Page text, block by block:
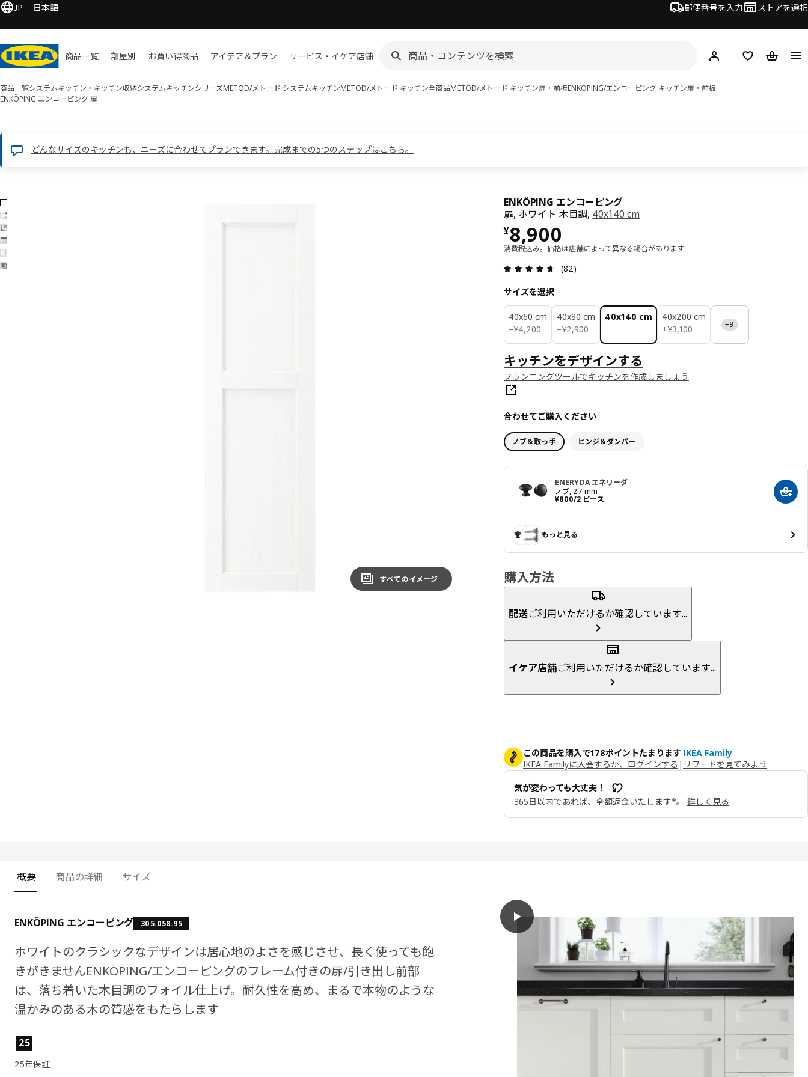
JP 日本語 郵便番号を入力 ストアを選択
商品一覧 部屋別 お買い​得商品 アイデア＆プラン サービス・イケア店舗 ログイン・新規入会
欲しいものリスト
カート
商品一覧システムキッチン・キッチン収納システムキッチンシリーズMETOD/メトード システムキッチンMETOD/メトード キッチン全商品METOD/メトード キッチン扉・前板ENKÖPING/エンコーピング キッチン扉・前板
ENKÖPING エンコーピング扉
どんなサイズのキッチンも、ニーズに合わせてプランできます。完成までの5つのステップはこちら。
6 ENKÖPING エンコーピング画像
スキップ
すべてのイメージ
ENKÖPING エンコーピング
扉, ホワイト 木目調, 40x140 cm
¥8,900
価格 ¥ 8900
消費税込み。価格は店舗によって異なる場合があります
(82)
サイズを選択
40x60 cm
−¥4,200
¥ 4200
40x80 cm
−¥2,900
¥ 2900
40x140 cm
40x200 cm
+¥3,100
¥ 3100 +9
キッチンをデザインする
プランニングツールでキッチンを作成しましょう
合わせてご購入ください
ノブ＆取っ手 ヒンジ＆ダンパー
ENERYDA エネリーダ
ノブ, 27 mm
¥800/2 ピース
価格 ¥ 800/2 ピース カー
もっと見る
購入方法
配送ご利用いただけるか確認しています...
イケア店舗ご利用いただけるか確認しています...
この商品を購入で178ポイントたまります IKEA Family
IKEA Familyに入会するか、ログインする | リワードを見てみよう
気が変わっても大丈夫！
365日以内であれば、全額返金いたします*。
詳しく見る
概要 商品の詳細 サイズ
ENKÖPING エンコーピング 305.058.95
ホワイトのクラシックなデザインは居心地のよさを感じさせ、長く使っても飽
きがきませんENKÖPING/エンコーピングのフレーム付きの扉/引き出し前部
は、落ち着いた木目調のフォイル仕上げ。耐久性を高め、まるで本物のような
温かみのある木の質感をもたらします
製品の特徴
25
25年保証
play
ENKÖPING エンコーピング 扉, ホワイト 木目調, 40x140 cm